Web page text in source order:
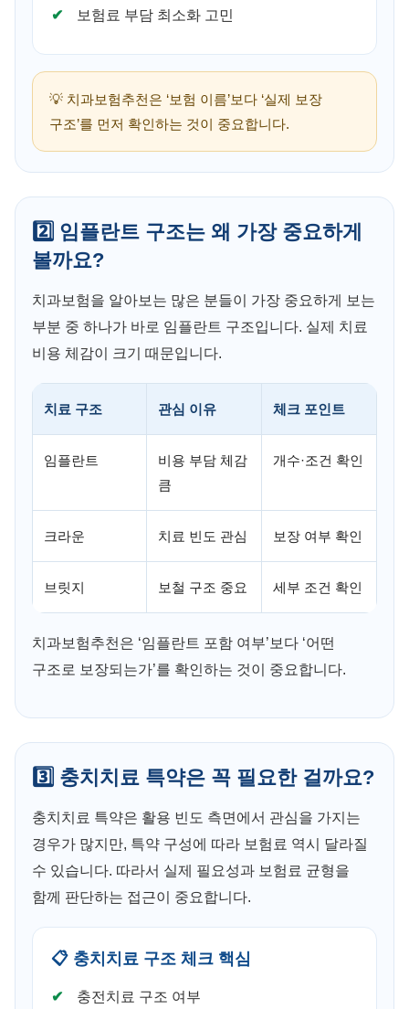
보험료 부담 최소화 고민
💡 치과보험추천은 ‘보험 이름’보다 ‘실제 보장
구조’를 먼저 확인하는 것이 중요합니다.
2️⃣ 임플란트 구조는 왜 가장 중요하게
볼까요?
치과보험을 알아보는 많은 분들이 가장 중요하게 보는
부분 중 하나가 바로 임플란트 구조입니다. 실제 치료
비용 체감이 크기 때문입니다.
치료 구조 관심 이유 체크 포인트
임플란트
비용 부담 체감
큼
개수·조건 확인
크라운 치료 빈도 관심 보장 여부 확인
브릿지 보철 구조 중요 세부 조건 확인
치과보험추천은 ‘임플란트 포함 여부’보다 ‘어떤
구조로 보장되는가’를 확인하는 것이 중요합니다.
3️⃣ 충치치료 특약은 꼭 필요한 걸까요?
충치치료 특약은 활용 빈도 측면에서 관심을 가지는
경우가 많지만, 특약 구성에 따라 보험료 역시 달라질
수 있습니다. 따라서 실제 필요성과 보험료 균형을
함께 판단하는 접근이 중요합니다.
📋 충치치료 구조 체크 핵심
충전치료 구조 여부